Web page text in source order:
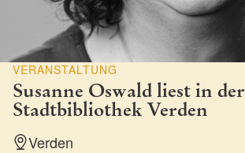
VERANSTALTUNG
Susanne Oswald liest in der
Stadtbibliothek Verden
Verden